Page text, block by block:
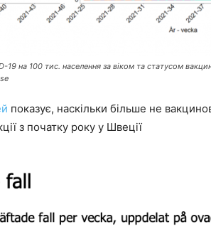
на 100 тис. населення за віком та статусом
показує, наскільки більше не
з початку року у Швеції